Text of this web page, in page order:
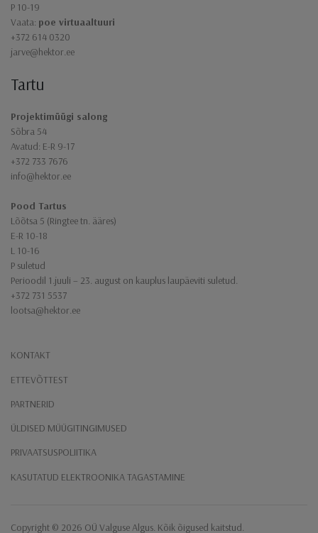
P 10-19
Vaata: poe virtuaaltuuri
+372 614 0320
jarve@hektor.ee
Tartu
Projektimüügi salong
Sõbra 54
Avatud: E-R 9-17
+372 733 7676
info@hektor.ee
Pood Tartus
Lõõtsa 5 (Ringtee tn. ääres)
E-R 10-18
L 10-16
P suletud
Perioodil 1.juuli – 23. august on kauplus laupäeviti suletud.
+372 731 5537
lootsa@hektor.ee
KONTAKT
ETTEVÕTTEST
PARTNERID
ÜLDISED MÜÜGITINGIMUSED
PRIVAATSUSPOLIITIKA
KASUTATUD ELEKTROONIKA TAGASTAMINE
Copyright ​© 2026 ​OÜ Valguse Algus​. Kõik õigused kaitstud.